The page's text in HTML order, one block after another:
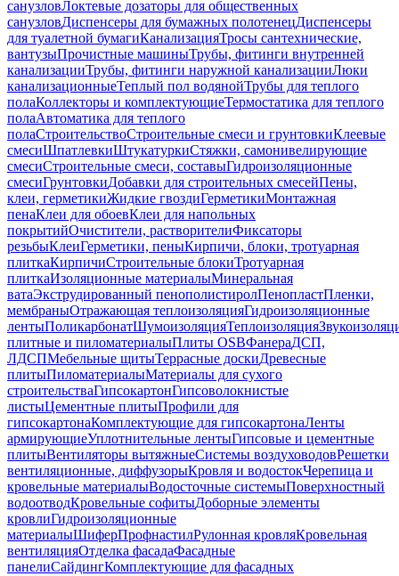
санузловЛоктевые дозаторы для общественных
санузловДиспенсеры для бумажных полотенецДиспенсеры
для туалетной бумагиКанализацияТросы сантехнические,
вантузыПрочистные машиныТрубы, фитинги внутренней
канализацииТрубы, фитинги наружной канализацииЛюки
канализационныеТеплый пол водянойТрубы для теплого
полаКоллекторы и комплектующиеТермостатика для теплого
полаАвтоматика для теплого
полаСтроительствоСтроительные смеси и грунтовкиКлеевые
смесиШпатлевкиШтукатуркиСтяжки, самонивелирующие
смесиСтроительные смеси, составыГидроизоляционные
смесиГрунтовкиДобавки для строительных смесейПены,
клеи, герметикиЖидкие гвоздиГерметикиМонтажная
пенаКлеи для обоевКлеи для напольных
покрытийОчистители, растворителиФиксаторы
резьбыКлеиГерметики, пеныКирпичи, блоки, тротуарная
плиткаКирпичиСтроительные блокиТротуарная
плиткаИзоляционные материалыМинеральная
ватаЭкструдированный пенополистиролПенопластПленки,
мембраныОтражающая теплоизоляцияГидроизоляционные
лентыПоликарбонатШумоизоляцияТеплоизоляция
плитные и пиломатериалыПлиты OSBФанераДСП,
ЛДСПМебельные щитыТеррасные доскиДревесные
плитыПиломатериалыМатериалы для сухого
строительстваГипсокартонГипсоволокнистые
листыЦементные плитыПрофили для
гипсокартонаКомплектующие для гипсокартонаЛенты
армирующиеУплотнительные лентыГипсовые и цементные
плитыВентиляторы вытяжныеСистемы воздуховодовРешетки
вентиляционные, диффузорыКровля и водостокЧерепица и
кровельные материалыВодосточные системыПоверхностный
водоотводКровельные софитыДоборные элементы
кровлиГидроизоляционные
материалыШиферПрофнастилРулонная кровляКровельная
вентиляцияОтделка фасадаФасадные
панелиСайдингКомплектующие для фасадных